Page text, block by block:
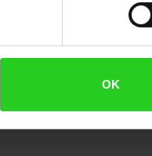
OK